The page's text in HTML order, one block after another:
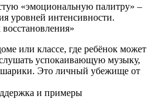
«эмоциональную палитру» –
уровней интенсивности.
или классе, где ребёнок может
слушать успокаивающую музыку,
шарики. Это личный убежище от
и примеры